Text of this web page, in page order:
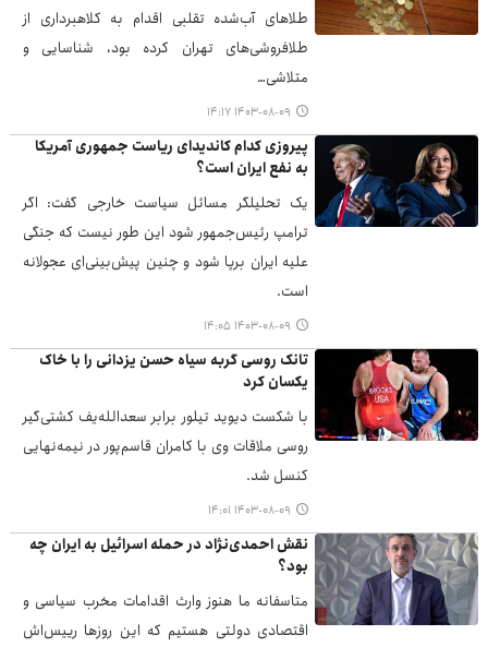
طلاهای آب‌شده تقلبی اقدام به کلاهبرداری از
طلافروشی‌های تهران کرده بود، شناسایی و
متلاشی…
۱۴۰۳-۰۸-۰۹ ۱۴:۱۷
پیروزی کدام کاندیدای ریاست جمهوری آمریکا
به نفع ایران است؟
یک تحلیلگر مسائل سیاست خارجی گفت: اگر
ترامپ رئیس‌جمهور شود این طور نیست که جنگی
علیه ایران برپا شود و چنین پیش‌بینی‌ای عجولانه
است.
۱۴۰۳-۰۸-۰۹ ۱۴:۰۵
تانک روسی گربه سیاه حسن یزدانی را با خاک
یکسان کرد
با شکست دیوید تیلور برابر سعدالله‌یف کشتی‌گیر
روسی ملاقات وی با کامران قاسم‌پور در نیمه‌نهایی
کنسل شد.
۱۴۰۳-۰۸-۰۹ ۱۴:۰۱
نقش احمدی‌نژاد در حمله اسرائیل به ایران چه
بود؟
متاسفانه ما هنوز وارث اقدامات مخرب سیاسی و
اقتصادی دولتی هستیم که این روزها رییس‌اش